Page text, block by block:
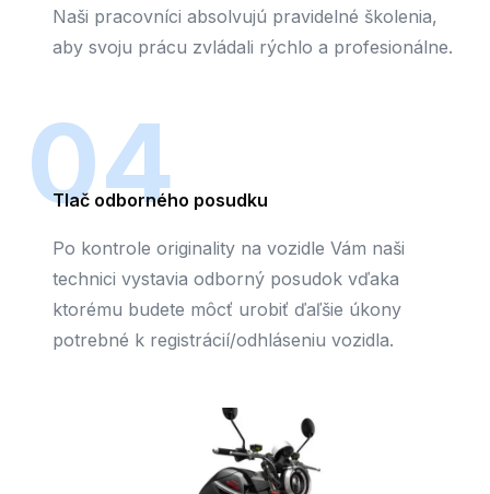
Naši pracovníci absolvujú pravidelné školenia,
aby svoju prácu zvládali rýchlo a profesionálne.
04
Tlač odborného posudku
Po kontrole originality na vozidle Vám naši
technici vystavia odborný posudok vďaka
ktorému budete môcť urobiť ďaľšie úkony
potrebné k registrácií/odhláseniu vozidla.